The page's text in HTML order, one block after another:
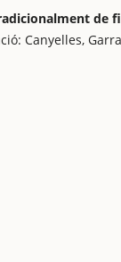
de
Canyelles,